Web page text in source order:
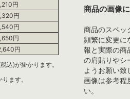
円
円
円
円
円
込)が掛かります。
ます。
商品の画像
商品のスペッ
頻繁に変更に
報と実際の商
の肩貼りやシ
ようお願い致
画像は参考程
い。